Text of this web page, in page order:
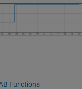
Functions